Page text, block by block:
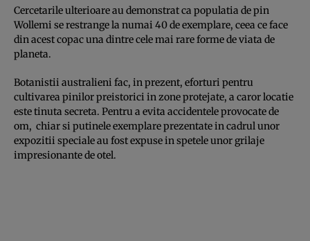
Cercetarile ulterioare au demonstrat ca populatia de pin
Wollemi se restrange la numai 40 de exemplare, ceea ce face
din acest copac una dintre cele mai rare forme de viata de
planeta.
Botanistii australieni fac, in prezent, eforturi pentru
cultivarea pinilor preistorici in zone protejate, a caror locatie
este tinuta secreta. Pentru a evita accidentele provocate de
om, chiar si putinele exemplare prezentate in cadrul unor
expozitii speciale au fost expuse in spetele unor grilaje
impresionante de otel.